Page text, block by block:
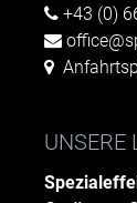
+43 (0)
UNSERE